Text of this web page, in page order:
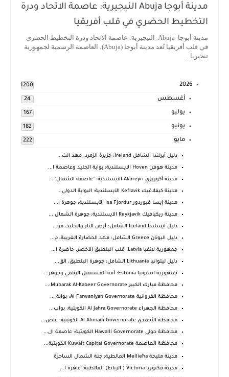
مدينة أبوجا Abuja النيجيرية: عاصمة الاتحاد ودرة
التخطيط الحضري في قلب أفريقيا
مدينة أبوجا Abuja النيجيرية: عاصمة الاتحاد ودرة التخطيط الحضري
في قلب أفريقيا تُعد مدينة أبوجا (Abuja)، العاصمة الرسمية لجمهورية
نيجيريا ...
2026
1200
أغسطس 24
يوليو 167
يونيو 182
مايو 222
دليل أيرلندا الشامل Ireland: جزيرة الزمرد، مهد الث...
مدينة هوفن Hoven الايسلندية: بوابة الجليد وعاصمة ا...
مدينة أكوريري Akureyri الآيسلندية: "عاصمة الشمال" ...
مدينة كيفلافيك Keflavik الآيسلندية: البوابة الدولي...
مدينة إيسا فيوردور Isa Fjordur الآيسلندية: جوهرة ا...
مدينة ريكيافيك Reykjavík الآيسلندية: جوهرة الشمال ...
دليل آيسلندا Iceland الشامل: أرض النار والجليد، مو...
دليل اليونان Greece الشامل: مهد الحضارة الغربية، م...
جمهورية لاتفيا Latvia: قلب البلطيق الأخضر، حاضرة ا...
دليل ليتوانيا Lithuania الشامل: جوهرة البلطيق، الق...
جمهورية استونيا Estonia: أمة المستقبل الرقمي وجوهر...
محافظة مبارك الكبير Mubarak Al-Kabeer Governorate:...
محافظة الفروانية Al Farwaniyah Governorate: بوابة ...
محافظة الجهراء Al Jahra Governorate الكويتية: بواب...
محافظة الأحمدي Al Ahmadi Governorate الكويتية: عاص...
محافظة حولي Hawalli Governorate الكويتية: عاصمة ال...
محافظة العاصمة Kuwait Capital Governorate الكويتية...
مدينة مليحة Mellieħa المالطية: جنة الشمال الساحرة
مدينة فكتوريا Victoria ( الرباط) المالطية: قاهرة ا...